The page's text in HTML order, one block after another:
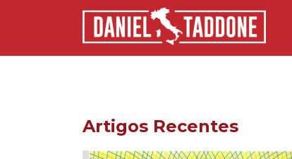
Artigos Recentes